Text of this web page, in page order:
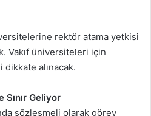
rektör atama yetkisi
Vakıf üniversiteleri için
alınacak.
Sınır Geliyor
sözleşmeli olarak görev